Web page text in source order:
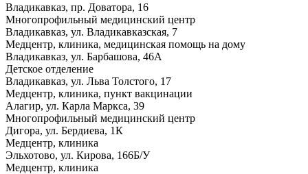
Владикавказ, пр. Доватора, 16
Многопрофильный медицинский центр
Владикавказ, ул. Владикавказская, 7
Медцентр, клиника, медицинская помощь на дому
Владикавказ, ул. Барбашова, 46А
Детское отделение
Владикавказ, ул. Льва Толстого, 17
Медцентр, клиника, пункт вакцинации
Алагир, ул. Карла Маркса, 39
Многопрофильный медицинский центр
Дигора, ул. Бердиева, 1К
Медцентр, клиника
Эльхотово, ул. Кирова, 166Б/У
Медцентр, клиника